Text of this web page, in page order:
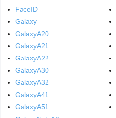
FaceID
Galaxy
GalaxyA20
GalaxyA21
GalaxyA22
GalaxyA30
GalaxyA32
GalaxyA41
GalaxyA51